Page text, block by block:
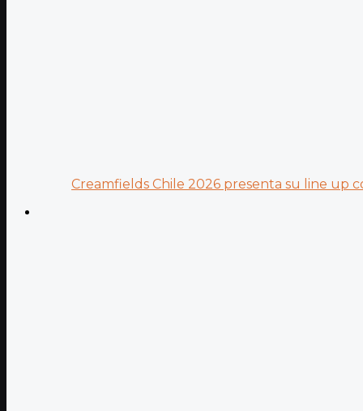
Creamfields Chile 2026 presenta su line up